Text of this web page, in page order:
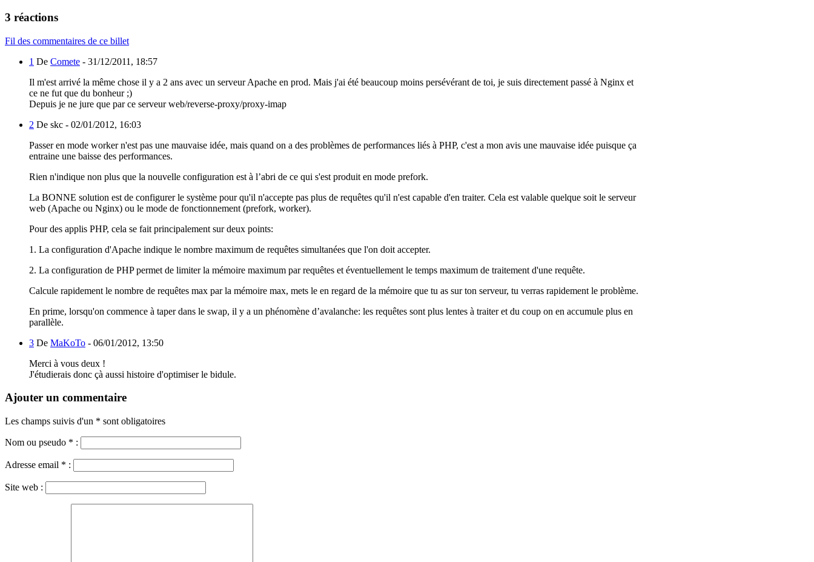
3 réactions
Fil des commentaires de ce billet
1 De Comete - 31/12/2011, 18:57
Il m'est arrivé la même chose il y a 2 ans avec un serveur Apache en prod. Mais j'ai été beaucoup moins persévérant de toi, je suis directement passé à Nginx et
ce ne fut que du bonheur ;)
Depuis je ne jure que par ce serveur web/reverse-proxy/proxy-imap
2 De skc - 02/01/2012, 16:03
Passer en mode worker n'est pas une mauvaise idée, mais quand on a des problèmes de performances liés à PHP, c'est a mon avis une mauvaise idée puisque ça
entraine une baisse des performances.
Rien n'indique non plus que la nouvelle configuration est à l’abri de ce qui s'est produit en mode prefork.
La BONNE solution est de configurer le système pour qu'il n'accepte pas plus de requêtes qu'il n'est capable d'en traiter. Cela est valable quelque soit le serveur
web (Apache ou Nginx) ou le mode de fonctionnement (prefork, worker).
Pour des applis PHP, cela se fait principalement sur deux points:
1. La configuration d'Apache indique le nombre maximum de requêtes simultanées que l'on doit accepter.
2. La configuration de PHP permet de limiter la mémoire maximum par requêtes et éventuellement le temps maximum de traitement d'une requête.
Calcule rapidement le nombre de requêtes max par la mémoire max, mets le en regard de la mémoire que tu as sur ton serveur, tu verras rapidement le problème.
En prime, lorsqu'on commence à taper dans le swap, il y a un phénomène d’avalanche: les requêtes sont plus lentes à traiter et du coup on en accumule plus en
parallèle.
3 De MaKoTo - 06/01/2012, 13:50
Merci à vous deux !
J'étudierais donc çà aussi histoire d'optimiser le bidule.
Ajouter un commentaire
Les champs suivis d'un * sont obligatoires
Nom ou pseudo * :
Adresse email * :
Site web :